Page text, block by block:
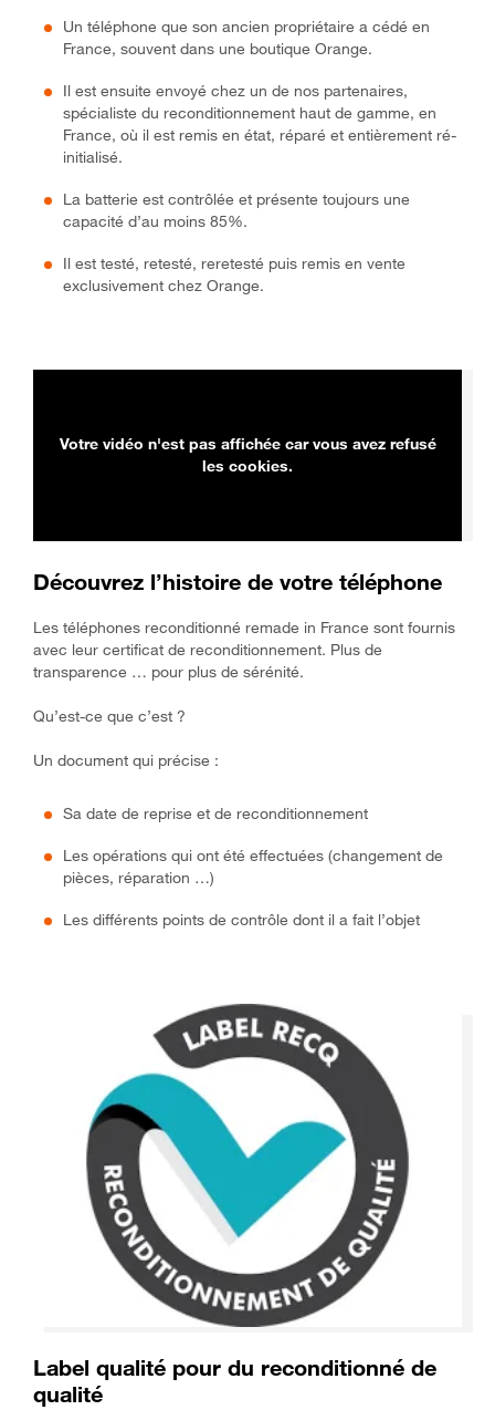
Un téléphone que son ancien propriétaire a cédé en
France, souvent dans une boutique Orange.
Il est ensuite envoyé chez un de nos partenaires,
spécialiste du reconditionnement haut de gamme, en
France, où il est remis en état, réparé et entièrement ré-
initialisé.
La batterie est contrôlée et présente toujours une
capacité d’au moins 85%.
Il est testé, retesté, reretesté puis remis en vente
exclusivement chez Orange.
Votre vidéo n'est pas affichée car vous avez refusé
les cookies.
Découvrez l’histoire de votre téléphone
Les téléphones reconditionné remade in France sont fournis
avec leur certificat de reconditionnement. Plus de
transparence … pour plus de sérénité.
Qu’est-ce que c’est ?
Un document qui précise :
Sa date de reprise et de reconditionnement
Les opérations qui ont été effectuées (changement de
pièces, réparation …)
Les différents points de contrôle dont il a fait l’objet
Label qualité pour du reconditionné de
qualité